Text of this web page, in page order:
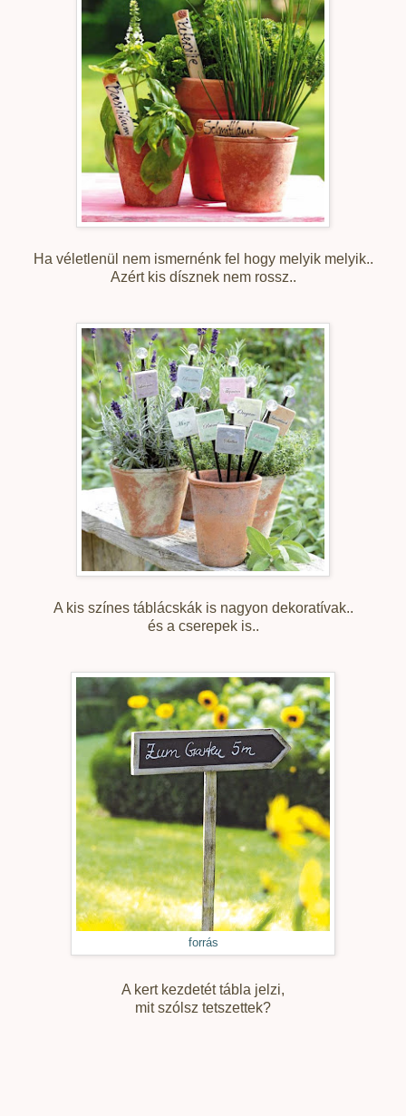
Ha véletlenül nem ismernénk fel hogy melyik melyik..
Azért kis dísznek nem rossz..
A kis színes táblácskák is nagyon dekoratívak..
és a cserepek is..
forrás
A kert kezdetét tábla jelzi,
mit szólsz tetszettek?